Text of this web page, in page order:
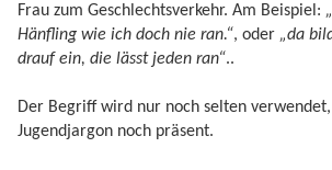
Frau zum Geschlechtsverkehr. Am Beispiel:
Hänfling wie ich doch nie ran.“, oder „da
drauf ein, die lässt jeden ran“..
Der Begriff wird nur noch selten
Jugendjargon noch präsent.